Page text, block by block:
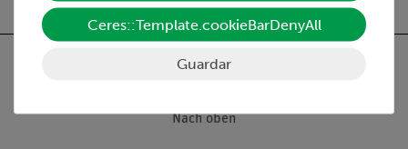
Nach oben
Ceres::Template.cookieBarDenyAll
Guardar